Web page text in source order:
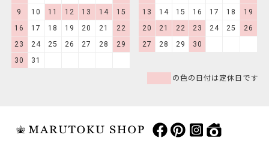
9
10 11 12 13 14
15
16
17 18 19 20 21
22
23
24 25 26 27 28
29
30
31
13
14 15 16 17 18
19
20
21 22 23 24 25
26
27
28 29 30
の色の日付は定休日です